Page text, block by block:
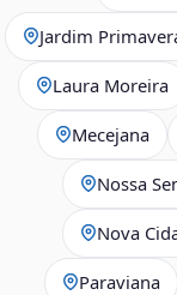
Jardim
Laura Moreira
Mecejana
Nossa
Nova
Paraviana